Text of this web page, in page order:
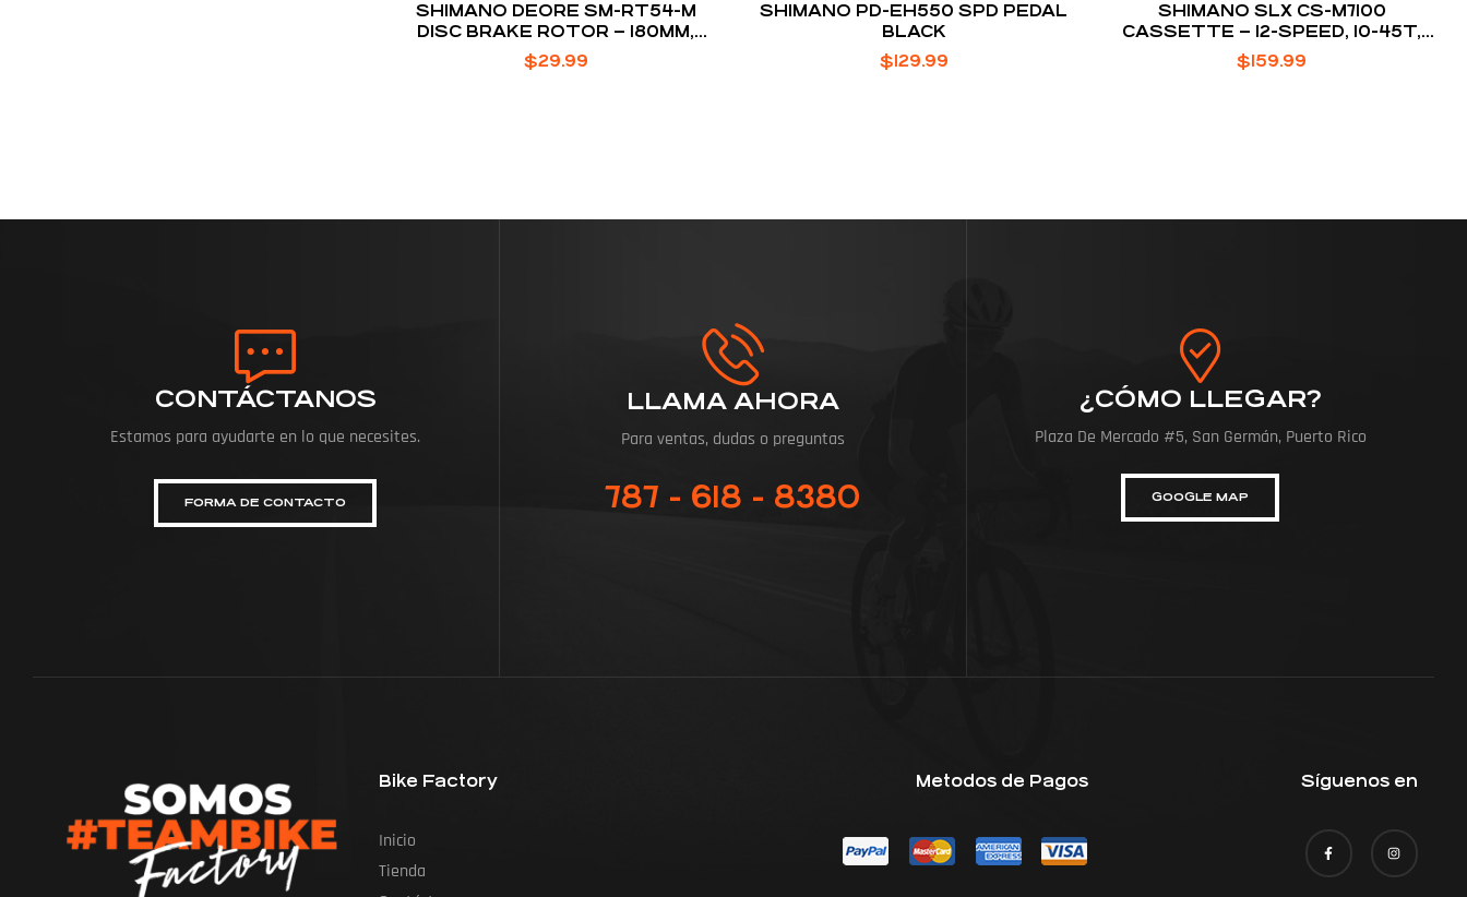
SHIMANO DEORE SM-RT54-M
DISC BRAKE ROTOR – 180MM,
CENTER LOCK, FOR RESIN PADS
ONLY, EXTERNAL LOCKRING,
$29.99
SHIMANO PD-EH550 SPD PEDAL
BLACK
$ 129.99
SHIMANO SLX CS-M7100
CASSETTE – 12-SPEED, 10-45T,
SILVER/BLACK, MICRO SPLINE
$ 159.99
CONTÁCTANOS
Estamos para ayudarte en lo que necesites.
FORMA DE CONTACTO
LLAMA AHORA
Para ventas, dudas o preguntas
787 - 618 - 8380
¿CÓMO LLEGAR?
Plaza De Mercado #5, San Germán, Puerto Rico
GOOGLE MAP
Bike Factory
Inicio
Tienda
Metodos de Pagos Síguenos en